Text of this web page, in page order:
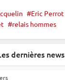
Eric Perrot
relais hommes
dernières news